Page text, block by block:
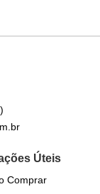
Úteis
Comprar